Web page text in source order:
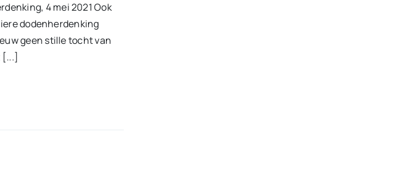
4 mei 2021 Ook
dodenherdenking
geen stille tocht van
[...]